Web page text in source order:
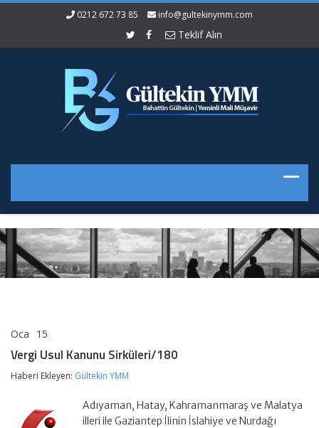
0212 672 73 85 info@gultekinymm.com
Teklif Alın
Oca 15
Kanunu
Sirküleri/180
için
Vergi Usul Kanunu Sirküleri/180
Haberi Ekleyen: Gültekin YMM
Adıyaman, Hatay, Kahramanmaraş ve Malatya
illeri ile Gaziantep İlinin İslahiye ve Nurdağı